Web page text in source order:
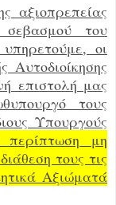
αξιοπρεπείας
σεβασμού του
οι
Αυτοδιοίκησης
επιστολή μας
τους
Υπουργούς
περίπτωση μη
τους τις
Αξιώματά